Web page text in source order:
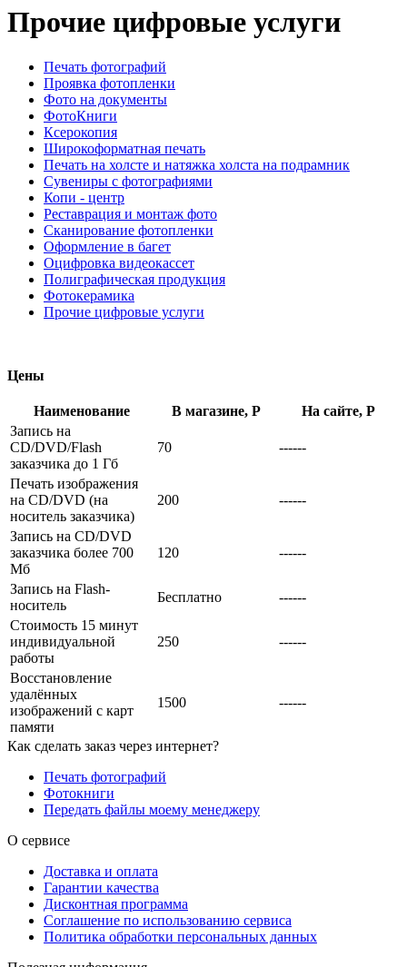
Прочие цифровые услуги
Печать фотографий
Проявка фотопленки
Фото на документы
ФотоКниги
Ксерокопия
Широкоформатная печать
Печать на холсте и натяжка холста на подрамник
Сувениры с фотографиями
Копи - центр
Реставрация и монтаж фото
Сканирование фотопленки
Оформление в багет
Оцифровка видеокассет
Полиграфическая продукция
Фотокерамика
Прочие цифровые услуги
Цены
Наименование В магазине, Р
На сайте, Р
Запись на
CD/DVD/Flash
заказчика до 1 Гб
70 ------
Печать изображения
на CD/DVD (на
носитель заказчика)
200 ------
Запись на CD/DVD
заказчика более 700
Мб
120 ------
Запись на Flash-
носитель
Бесплатно
------
Cтоимость 15 минут
индивидуальной
работы
250 ------
Восстановление
удалённых
изображений с карт
памяти
1500 ------
Как сделать заказ через интернет?
Печать фотографий
Фотокниги
Передать файлы моему менеджеру
О сервисе
Доставка и оплата
Гарантии качества
Дисконтная программа
Соглашение по использованию сервиса
Политика обработки персональных данных